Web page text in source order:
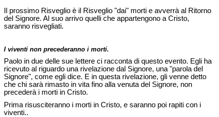
Il prossimo Risveglio è il Risveglio "dai" morti e avverrà al Ritorno
del Signore. Al suo arrivo quelli che appartengono a Cristo,
saranno risvegliati.
I viventi non precederanno i morti.
Paolo in due delle sue lettere ci racconta di questo evento. Egli ha
ricevuto al riguardo una rivelazione dal Signore, una "parola del
Signore", come egli dice. E in questa rivelazione, gli venne detto
che chi sarà rimasto in vita fino alla venuta del Signore, non
precederà i morti in Cristo.
Prima risusciteranno i morti in Cristo, e saranno poi rapiti con i
viventi..